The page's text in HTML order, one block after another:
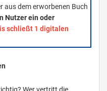
aus dem erworbenen Buch
Nutzer ein oder
schließt 1 digitalen